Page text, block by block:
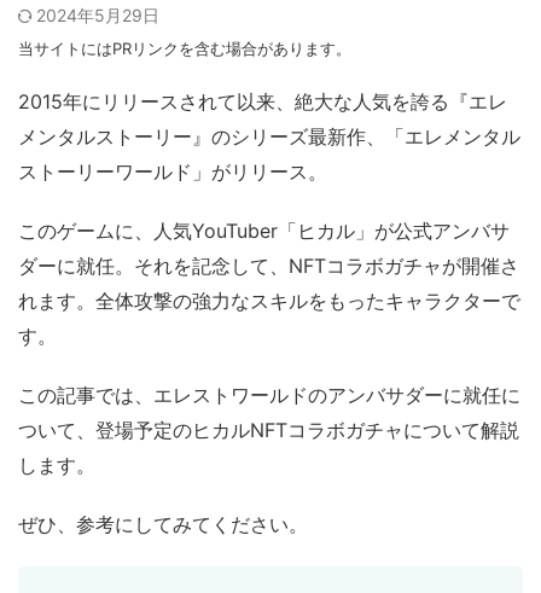
2024年5月29日
当サイトにはPRリンクを含む場合があります。
2015年にリリースされて以来、絶大な人気を誇る『エレ
メンタルストーリー』のシリーズ最新作、「エレメンタル
ストーリーワールド」がリリース。
このゲームに、人気YouTuber「ヒカル」が公式アンバサ
ダーに就任。それを記念して、NFTコラボガチャが開催さ
れます。全体攻撃の強力なスキルをもったキャラクターで
す。
この記事では、エレストワールドのアンバサダーに就任に
ついて、登場予定のヒカルNFTコラボガチャについて解説
します。
ぜひ、参考にしてみてください。